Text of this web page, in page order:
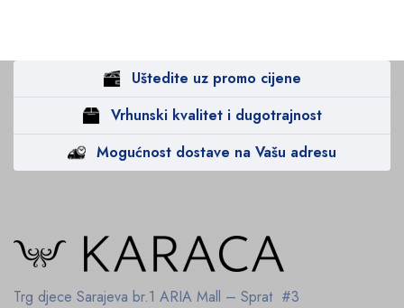
Uštedite uz promo cijene
Vrhunski kvalitet i dugotrajnost
Mogućnost dostave na Vašu adresu
Trg djece Sarajeva br.1 ARIA Mall – Sprat #3